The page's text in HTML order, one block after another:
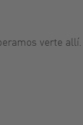
verte allí.